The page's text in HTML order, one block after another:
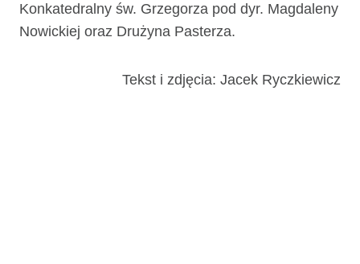
Konkatedralny św. Grzegorza pod dyr. Magdaleny
Nowickiej oraz Drużyna Pasterza.
Tekst i zdjęcia: Jacek Ryczkiewicz